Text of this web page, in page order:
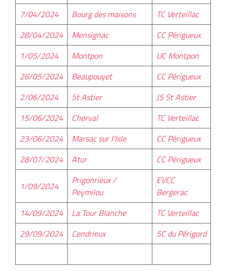
7/04/2024 Bourg des maisons
TC Verteillac
28/04/2024
Mensignac
CC Périgueux
1/05/2024
Montpon
UC Montpon
26/05/2024
Beaupouyet
CC Périgueux
2/06/2024
St Astier
JS St Astier
15/06/2024
Cherval
TC Verteillac
23/06/2024
Marsac sur l’Isle
CC Périgueux
28/07/2024
Atur CC Périgueux
1/09/2024
Prigonrieux /
Peymilou
EVCC
Bergerac
14/09/2024
La Tour Blanche
TC Verteillac
29/09/2024
Cendrieux SC du Périgord